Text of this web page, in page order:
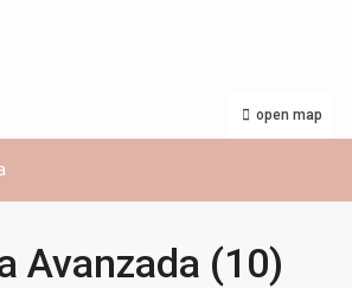
open map
Avanzada (10)